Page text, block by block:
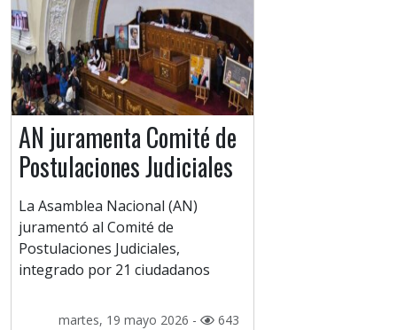
AN juramenta Comité de
Postulaciones Judiciales
La Asamblea Nacional (AN)
juramentó al Comité de
Postulaciones Judiciales,
integrado por 21 ciudadanos
martes, 19 mayo 2026 - 643